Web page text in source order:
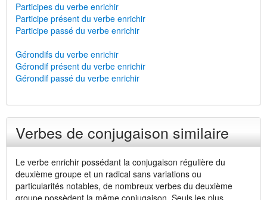
Participes du verbe enrichir
Participe présent du verbe enrichir
Participe passé du verbe enrichir
Gérondifs du verbe enrichir
Gérondif présent du verbe enrichir
Gérondif passé du verbe enrichir
Verbes de conjugaison similaire
Le verbe enrichir possédant la conjugaison régulière du
deuxième groupe et un radical sans variations ou
particularités notables, de nombreux verbes du deuxième
groupe possèdent la même conjugaison. Seuls les plus